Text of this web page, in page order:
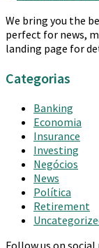
We bring you the
perfect for news,
landing page for
Categorias
Banking
Economia
Insurance
Investing
Negócios
News
Política
Retirement